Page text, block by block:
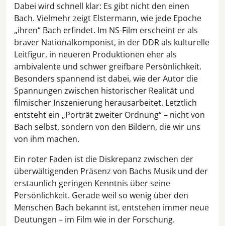
Dabei wird schnell klar: Es gibt nicht den einen
Bach. Vielmehr zeigt Elstermann, wie jede Epoche
„ihren“ Bach erfindet. Im NS-Film erscheint er als
braver Nationalkomponist, in der DDR als kulturelle
Leitfigur, in neueren Produktionen eher als
ambivalente und schwer greifbare Persönlichkeit.
Besonders spannend ist dabei, wie der Autor die
Spannungen zwischen historischer Realität und
filmischer Inszenierung herausarbeitet. Letztlich
entsteht ein „Porträt zweiter Ordnung“ – nicht von
Bach selbst, sondern von den Bildern, die wir uns
von ihm machen.
Ein roter Faden ist die Diskrepanz zwischen der
überwältigenden Präsenz von Bachs Musik und der
erstaunlich geringen Kenntnis über seine
Persönlichkeit. Gerade weil so wenig über den
Menschen Bach bekannt ist, entstehen immer neue
Deutungen – im Film wie in der Forschung.